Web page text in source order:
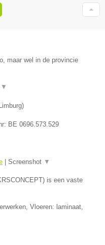
maar wel in de provincie
▼
Limburg)
BE 0696.573.529
Screenshot ▼
is een vaste
Vloeren: laminaat,